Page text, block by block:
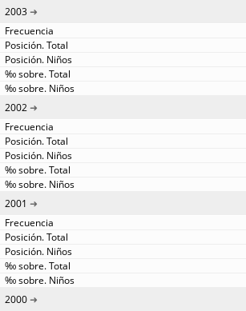
2003
2002
2001
2000